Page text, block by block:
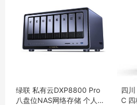
绿联 私有云DXP8800 Pro
八盘位NAS网络存储 个人云
四
C